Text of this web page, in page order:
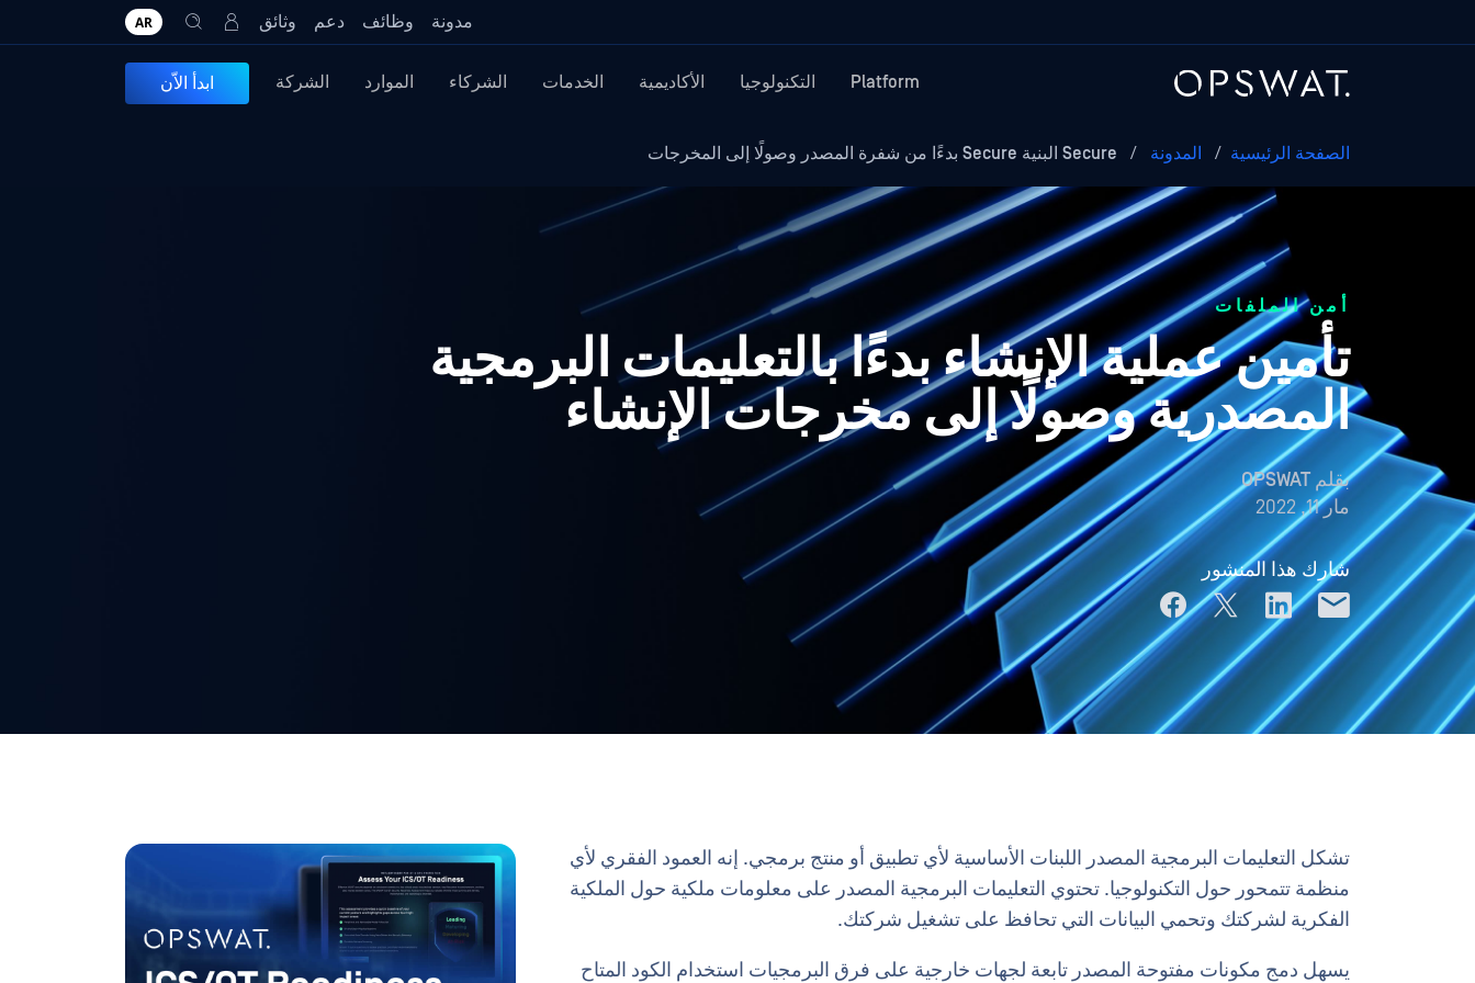
مدونة وظائف دعم وثائق AR
Platform التكنولوجيا الأكاديمية الخدمات الشركاء الموارد الشركة ابدأ الاّن
الصفحة الرئيسية / المدونة /
أمن الملفات
تأمين عملية الإنشاء بدءًا بالتعليمات البرمجية
المصدرية وصولًا إلى مخرجات الإنشاء
بقلم OPSWAT
مار 11, 2022
شارك هذا المنشور
تشكل التعليمات البرمجية المصدر اللبنات الأساسية لأي تطبيق أو منتج برمجي. إنه العمود الفقري لأي
منظمة تتمحور حول التكنولوجيا. تحتوي التعليمات البرمجية المصدر على معلومات ملكية حول الملكية
الفكرية لشركتك وتحمي البيانات التي تحافظ على تشغيل شركتك.
يسهل دمج مكونات مفتوحة المصدر تابعة لجهات خارجية على فرق البرمجيات استخدام الكود المتاح